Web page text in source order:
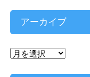
ゴ
ー
アーカイブ
ア
カ